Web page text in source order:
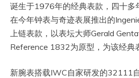
诞生于1976年的经典表款，四十多
在今年钟表与奇迹表展推出的
上链表款，以表坛大师Gerald
Reference 1832为原型，为该经典
新腕表搭载IWC自家研发的32111